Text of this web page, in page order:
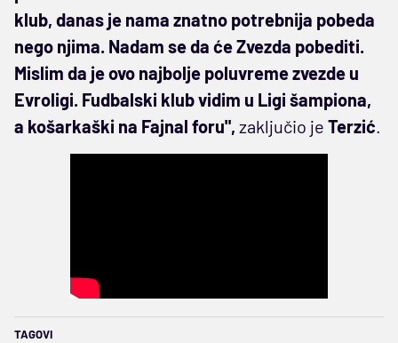
klub, danas je nama znatno potrebnija pobeda
nego njima. Nadam se da će Zvezda pobediti.
Mislim da je ovo najbolje poluvreme zvezde u
Evroligi. Fudbalski klub vidim u Ligi šampiona,
a košarkaški na Fajnal foru", zaključio je Terzić.
TAGOVI